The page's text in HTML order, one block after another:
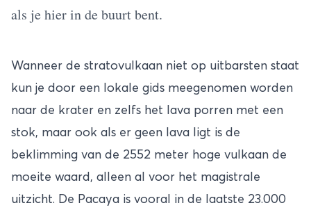
als je hier in de buurt bent.
Wanneer de stratovulkaan niet op uitbarsten staat
kun je door een lokale gids meegenomen worden
naar de krater en zelfs het lava porren met een
stok, maar ook als er geen lava ligt is de
beklimming van de 2552 meter hoge vulkaan de
moeite waard, alleen al voor het magistrale
uitzicht. De Pacaya is vooral in de laatste 23.000